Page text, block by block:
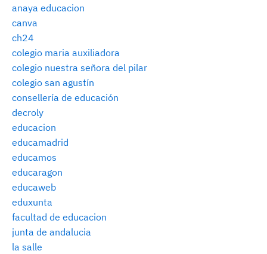
anaya educacion
canva
ch24
colegio maria auxiliadora
colegio nuestra señora del pilar
colegio san agustín
consellería de educación
decroly
educacion
educamadrid
educamos
educaragon
educaweb
eduxunta
facultad de educacion
junta de andalucia
la salle